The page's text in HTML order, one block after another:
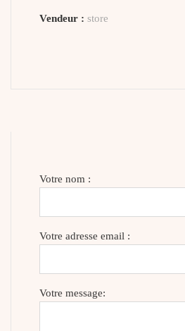
Vendeur : store
Votre nom :
Votre adresse email :
Votre message: